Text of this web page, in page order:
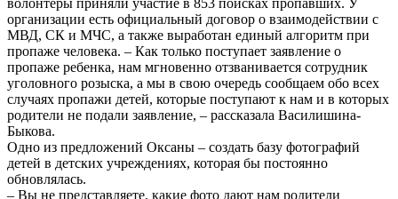
организации есть официальный договор о взаимодействии с
МВД, СК и МЧС, а также выработан единый алгоритм при
пропаже человека. – Как только поступает заявление о
пропаже ребенка, нам мгновенно отзванивается сотрудник
уголовного розыска, а мы в свою очередь сообщаем обо всех
случаях пропажи детей, которые поступают к нам и в которых
родители не подали заявление, – рассказала Василишина-
Быкова.
Одно из предложений Оксаны – создать базу фотографий
детей в детских учреждениях, которая бы постоянно
обновлялась.
– Вы не представляете, какие фото дают нам родители